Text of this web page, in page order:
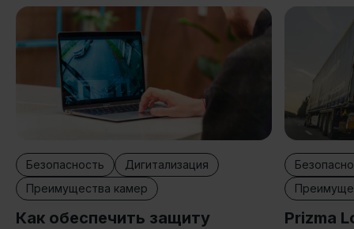
Безопасность
Дигитализация
Преимущества камер
Как обеспечить защиту
Prizma